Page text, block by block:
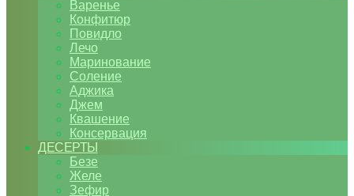
Варенье
Конфитюр
Повидло
Лечо
Маринование
Соление
Аджика
Джем
Квашение
Консервация
ДЕСЕРТЫ
Безе
Желе
Зефир